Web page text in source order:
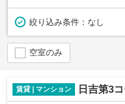
絞り込み条件： なし
空室のみ
賃貸 | マンション 日吉第3